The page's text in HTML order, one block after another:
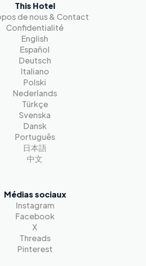
This Hotel
de nous & Contact
Confidentialité
English
Español
Deutsch
Italiano
Polski
Nederlands
Türkçe
Svenska
Dansk
Português
日本語
中文
Médias sociaux
Instagram
Facebook
X
Threads
Pinterest